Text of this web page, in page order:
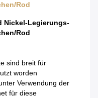
Rod
Nickel-Legierungs-
Rod
sind breit für
worden
Verwendung der
für diese